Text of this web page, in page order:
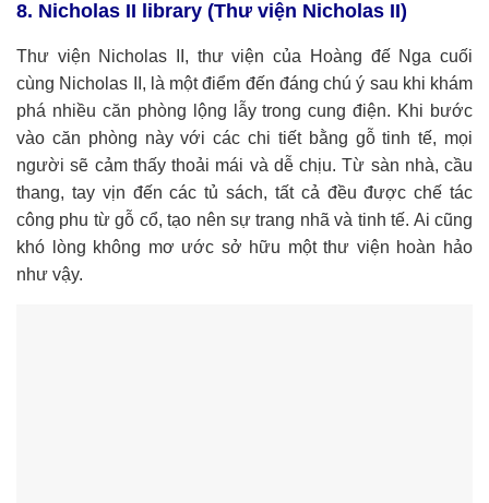
8. Nicholas II library (Thư viện Nicholas II)
Thư viện Nicholas II, thư viện của Hoàng đế Nga cuối
cùng Nicholas II, là một điểm đến đáng chú ý sau khi khám
phá nhiều căn phòng lộng lẫy trong cung điện. Khi bước
vào căn phòng này với các chi tiết bằng gỗ tinh tế, mọi
người sẽ cảm thấy thoải mái và dễ chịu. Từ sàn nhà, cầu
thang, tay vịn đến các tủ sách, tất cả đều được chế tác
công phu từ gỗ cổ, tạo nên sự trang nhã và tinh tế. Ai cũng
khó lòng không mơ ước sở hữu một thư viện hoàn hảo
như vậy.